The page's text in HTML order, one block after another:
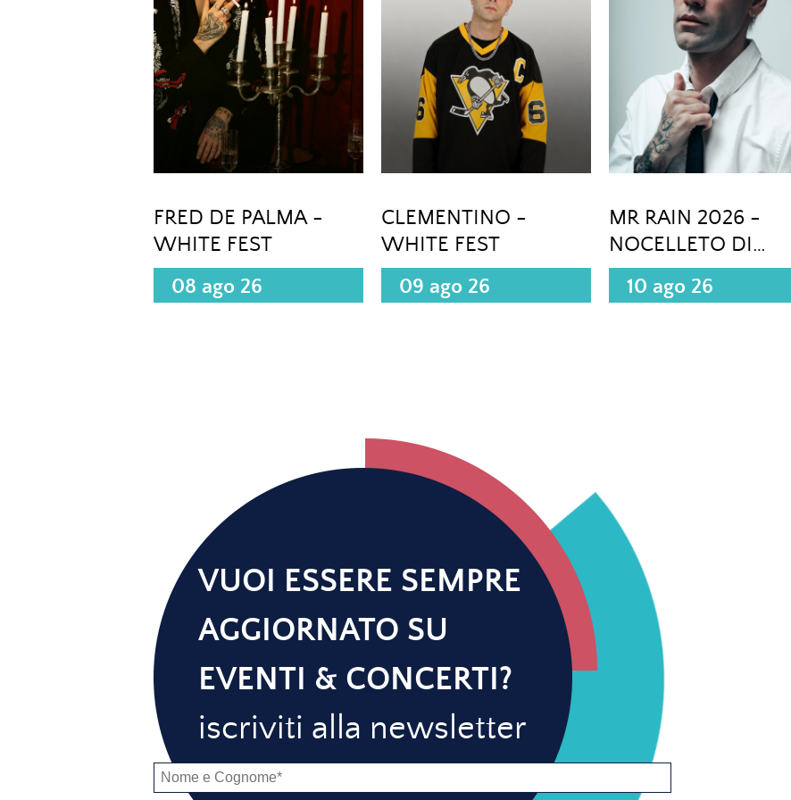
FRED DE PALMA -
WHITE FEST
08 ago 26
CLEMENTINO -
WHITE FEST
09 ago 26
MR RAIN 2026 -
NOCELLETO DI
CARINOLA (CE)
10 ago 26
VUOI ESSERE SEMPRE
AGGIORNATO SU
EVENTI & CONCERTI?
iscriviti alla newsletter